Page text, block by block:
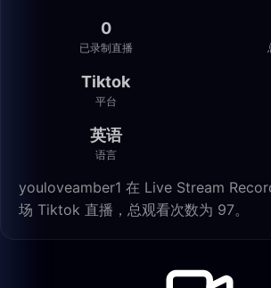
0
已录制直播
Tiktok
平台
英语
语言
youloveamber1 在 Live Stream
场 Tiktok 直播，总观看次数为 97。